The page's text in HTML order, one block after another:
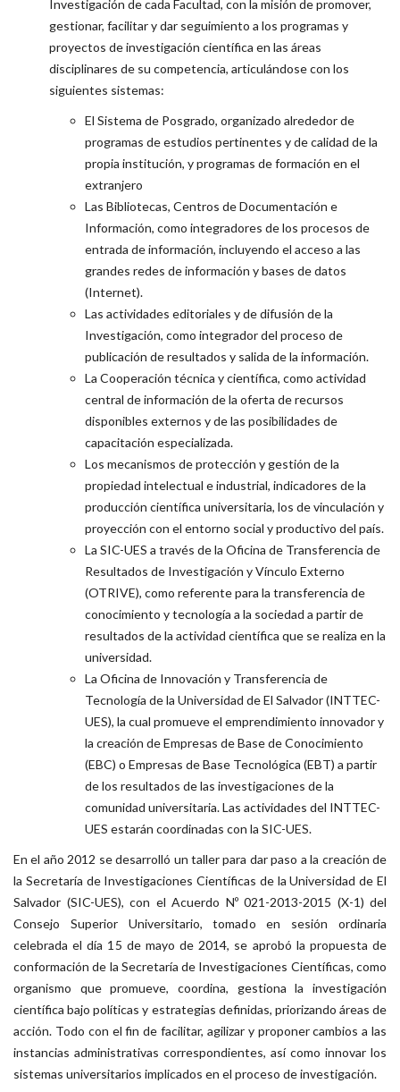
Investigación de cada Facultad, con la misión de promover,
gestionar, facilitar y dar seguimiento a los programas y
proyectos de investigación científica en las áreas
disciplinares de su competencia, articulándose con los
siguientes sistemas:
El Sistema de Posgrado, organizado alrededor de
programas de estudios pertinentes y de calidad de la
propia institución, y programas de formación en el
extranjero
Las Bibliotecas, Centros de Documentación e
Información, como integradores de los procesos de
entrada de información, incluyendo el acceso a las
grandes redes de información y bases de datos
(Internet).
Las actividades editoriales y de difusión de la
Investigación, como integrador del proceso de
publicación de resultados y salida de la información.
La Cooperación técnica y científica, como actividad
central de información de la oferta de recursos
disponibles externos y de las posibilidades de
capacitación especializada.
Los mecanismos de protección y gestión de la
propiedad intelectual e industrial, indicadores de la
producción científica universitaria, los de vinculación y
proyección con el entorno social y productivo del país.
La SIC-UES a través de la Oficina de Transferencia de
Resultados de Investigación y Vínculo Externo
(OTRIVE), como referente para la transferencia de
conocimiento y tecnología a la sociedad a partir de
resultados de la actividad científica que se realiza en la
universidad.
La Oficina de Innovación y Transferencia de
Tecnología de la Universidad de El Salvador (INTTEC-
UES), la cual promueve el emprendimiento innovador y
la creación de Empresas de Base de Conocimiento
(EBC) o Empresas de Base Tecnológica (EBT) a partir
de los resultados de las investigaciones de la
comunidad universitaria. Las actividades del INTTEC-
UES estarán coordinadas con la SIC-UES.
En el año 2012 se desarrolló un taller para dar paso a la creación de
la Secretaría de Investigaciones Científicas de la Universidad de El
Salvador (SIC-UES), con el Acuerdo Nº 021-2013-2015 (X-1) del
Consejo Superior Universitario, tomado en sesión ordinaria
celebrada el día 15 de mayo de 2014, se aprobó la propuesta de
conformación de la Secretaría de Investigaciones Científicas, como
organismo que promueve, coordina, gestiona la investigación
científica bajo políticas y estrategias definidas, priorizando áreas de
acción. Todo con el fin de facilitar, agilizar y proponer cambios a las
instancias administrativas correspondientes, así como innovar los
sistemas universitarios implicados en el proceso de investigación.